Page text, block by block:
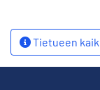
Tietueen